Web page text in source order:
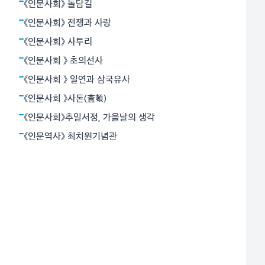
달걀을 먹으면서 목이 메지 않게 하거나 소화를 돕는 기
능은 두번째였고, 당시에는 매우 귀했던 탄산음료 특유의
《인문사회》 돌담길
《인문사회》 전쟁과 사랑
《인문사회》 사투리
《인문사회 》 초의선사
《인문사회 》 일연과 삼국유사
《인문사회 》사돈(査頓)
《인문사회》추일서정, 가을날의 생각
《인문역사》 최치원기념관